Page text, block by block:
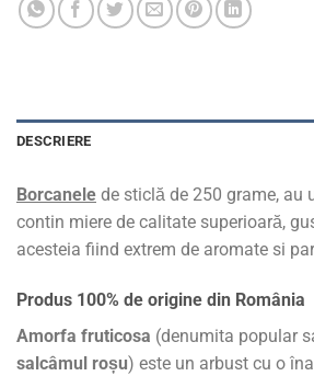
DESCRIERE
Borcanele de sticlă de 250 grame, au
contin miere de calitate superioară,
acesteia fiind extrem de aromate si
Produs 100% de origine din România
Amorfa fruticosa (denumita popular
salcâmul roșu) este un arbust cu o